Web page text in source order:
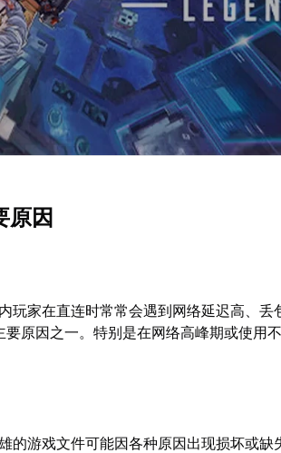
原因
玩家在直连时常常会遇到网络延迟高、丢
原因之一。特别是在网络高峰期或使用
的游戏文件可能因各种原因出现损坏或缺